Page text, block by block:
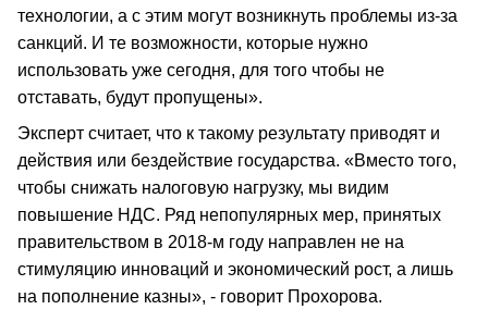
технологии, а с этим могут возникнуть проблемы из-за
санкций. И те возможности, которые нужно
использовать уже сегодня, для того чтобы не
отставать, будут пропущены».
Эксперт считает, что к такому результату приводят и
действия или бездействие государства. «Вместо того,
чтобы снижать налоговую нагрузку, мы видим
повышение НДС. Ряд непопулярных мер, принятых
правительством в 2018-м году направлен не на
стимуляцию инноваций и экономический рост, а лишь
на пополнение казны», - говорит Прохорова.